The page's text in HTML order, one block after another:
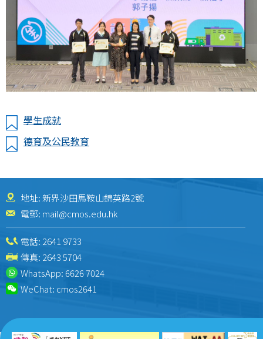
學生成就
德育及公民教育
地址: 新界沙田馬鞍山錦英路2號
電郵: mail@cmos.edu.hk
電話: 2641 9733
傳真: 2643 5704
WhatsApp:6626 7024
WeChat: cmos2641